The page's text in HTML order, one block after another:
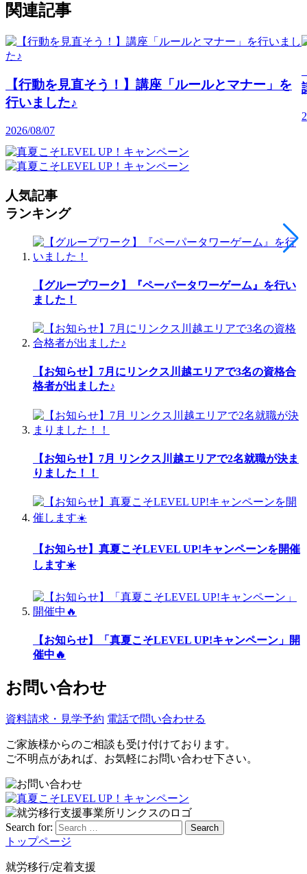
関連記事
【行動を見直そう！】講座「ルールとマナー」を
行いました♪
2026/08/07
人気記事
ランキング
【グループワーク】『ペーパータワーゲーム』を行い
ました！
【お知らせ】7月にリンクス川越エリアで3名の資格合
格者が出ました♪
【お知らせ】7月 リンクス川越エリアで2名就職が決ま
りました！！
【お知らせ】真夏こそLEVEL UP!キャンペーンを開催
します☀️
【お知らせ】「真夏こそLEVEL UP!キャンペーン」開
催中🔥
お問い合わせ
資料請求・見学予約 電話で問い合わせる
ご家族様からのご相談も受け付けております。
ご不明点があれば、お気軽にお問い合わせ下さい。
Search for: Search
トップページ
就労移行/定着支援